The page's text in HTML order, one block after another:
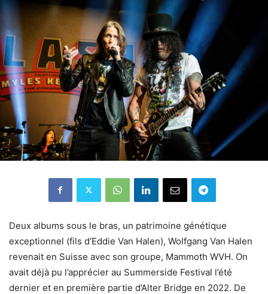
Deux albums sous le bras, un patrimoine génétique
exceptionnel (fils d’Eddie Van Halen), Wolfgang Van Halen
revenait en Suisse avec son groupe, Mammoth WVH. On
avait déjà pu l’apprécier au Summerside Festival l’été
dernier et en première partie d’Alter Bridge en 2022. De